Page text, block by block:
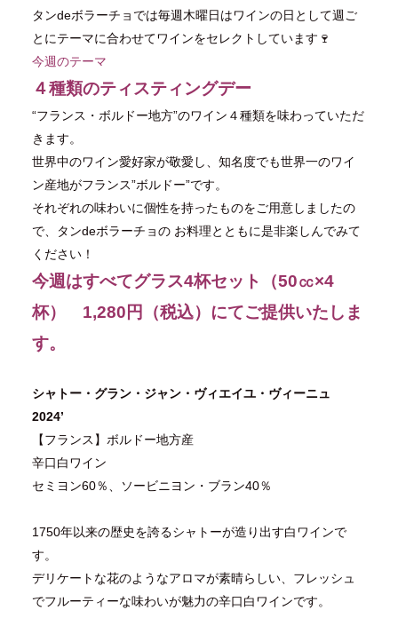
タンdeボラーチョでは毎週木曜日はワインの日として週ご
とにテーマに合わせてワインをセレクトしています🍷
今週のテーマ
４種類のティスティングデー
“フランス・ボルドー地方”のワイン４種類を味わっていただ
きます。
世界中のワイン愛好家が敬愛し、知名度でも世界一のワイ
ン産地がフランス”ボルドー”です。
それぞれの味わいに個性を持ったものをご用意しましたの
で、タンdeボラーチョの お料理とともに是非楽しんでみて
ください！
今週はすべてグラス4杯セット（50㏄×4
杯） 1,280 円（税込）にてご提供いたしま
す。
シャトー・グラン・ジャン・ヴィエイユ・ヴィーニュ
2024’
【フランス】ボルドー地方産
辛口白ワイン
セミヨン60％、ソービニヨン・ブラン40％
1750年以来の歴史を誇るシャトーが造り出す白ワインで
す。
デリケートな花のようなアロマが素晴らしい、フレッシュ
でフルーティーな味わいが魅力の辛口白ワインです。